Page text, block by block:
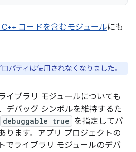
コードを含むモジュールにも
ロパティは使用されなくなりました。
イブラリ モジュールについても
デバッグ シンボルを維持するた
debuggable true を指定してパ
ります。アプリ プロジェクトの
でライブラリ モジュールのデバ